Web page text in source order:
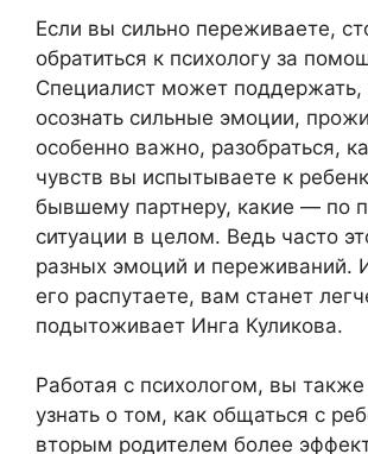
Если вы сильно переживаете,
обратиться к психологу за
Специалист может поддержать,
осознать сильные эмоции,
особенно важно, разобраться,
чувств вы испытываете к
бывшему партнеру, какие — по
ситуации в целом. Ведь часто
разных эмоций и переживаний.
его распутаете, вам станет
подытоживает Инга Куликова.
Работая с психологом, вы
узнать о том, как общаться с
вторым родителем более